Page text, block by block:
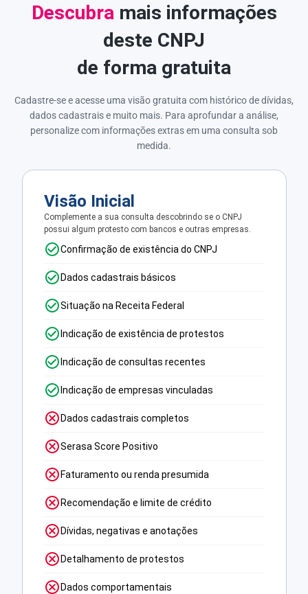
Descubra mais informações
deste CNPJ
de forma gratuita
Cadastre-se e acesse uma visão gratuita com histórico de dívidas,
dados cadastrais e muito mais. Para aprofundar a análise,
personalize com informações extras em uma consulta sob
medida.
Visão Inicial
Complemente a sua consulta descobrindo se o CNPJ
possui algum protesto com bancos e outras empresas.
Confirmação de existência do CNPJ
Dados cadastrais básicos
Situação na Receita Federal
Indicação de existência de protestos
Indicação de consultas recentes
Indicação de empresas vinculadas
Dados cadastrais completos
Serasa Score Positivo
Faturamento ou renda presumida
Recomendação e limite de crédito
Dívidas, negativas e anotações
Detalhamento de protestos
Dados comportamentais